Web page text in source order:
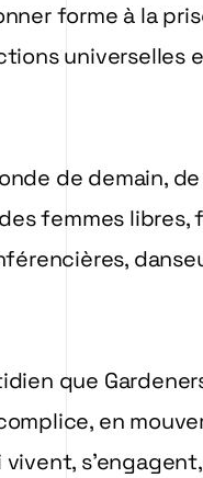
forme à la
universelles
de demain,
femmes libres,
que
en